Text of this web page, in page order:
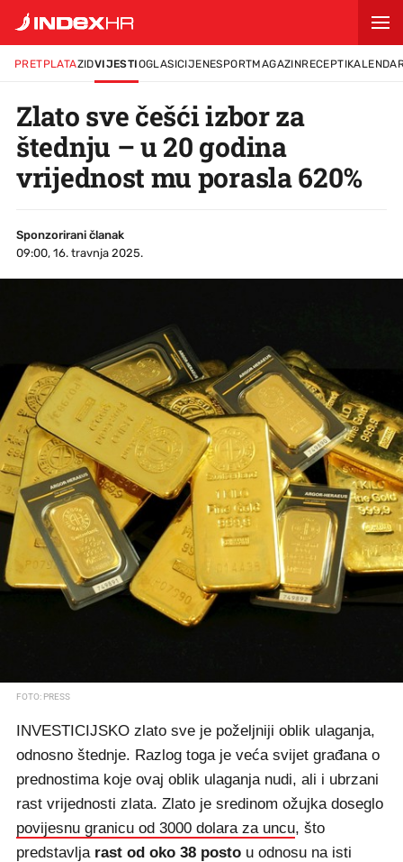
PRETPLATAZIDVIJESTIOGLASICIJENESPORTMAGAZINRECEPTI
Zlato sve češći izbor za
štednju – u 20 godina
vrijednost mu porasla 620%
Sponzorirani članak
09:00, 16. travnja 2025.
FOTO: PRESS
INVESTICIJSKO zlato sve je poželjniji oblik ulaganja,
odnosno štednje. Razlog toga je veća svijet građana o
prednostima koje ovaj oblik ulaganja nudi, ali i ubrzani
rast vrijednosti zlata. Zlato je sredinom ožujka doseglo
povijesnu granicu od 3000 dolara za uncu, što
predstavlja rast od oko 38 posto u odnosu na isti